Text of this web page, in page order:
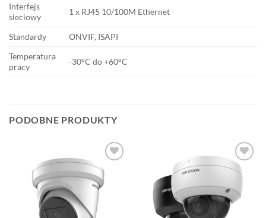
Interfejs
sieciowy
1 x RJ45 10/100M Ethernet
Standardy
ONVIF, ISAPI
Temperatura
pracy
-30°C do +60°C
PODOBNE PRODUKTY
ZACHOWAJ
NA
PÓŹNIEJ
ZACHOWAJ
PÓŹNIEJ